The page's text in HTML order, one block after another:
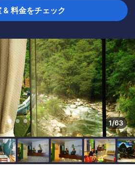
& 料金をチェック
1/63